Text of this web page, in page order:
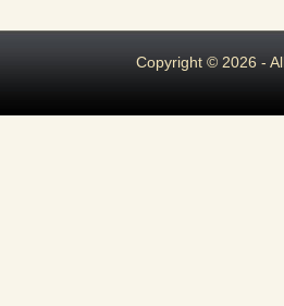
Copyright © 2026 -